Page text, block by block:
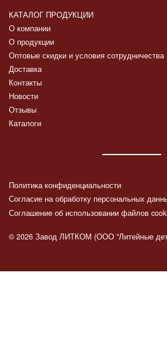
КАТАЛОГ ПРОДУКЦИИ
О компании
О продукции
Оптовые скидки и условия сотрудничества
Доставка
Контакты
Новости
Отзывы
Каталоги
Политика конфиденциальности
Согласие на обработку персональных
Соглашение об использовании файлов
© 2026 Завод ЛИТКОМ (ООО "Литейные